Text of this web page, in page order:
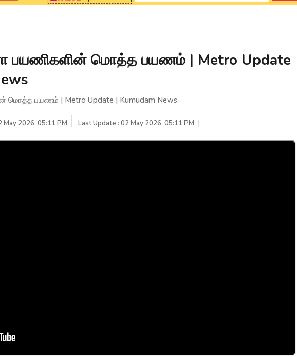
பயணிகளின் மொத்த பயணம் | Metro Update
மொத்த பயணம் | Metro Update | Kumudam News
May 2026, 05:11 PM Last Update : 02 May 2026, 05:11 PM